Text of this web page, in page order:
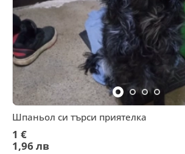
Шпаньол си търси приятелка
1 €
1,96 лв